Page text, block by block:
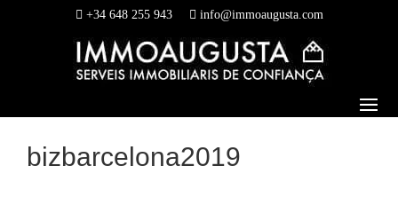
+34 648 255 943 info@immoaugusta.com
bizbarcelona2019